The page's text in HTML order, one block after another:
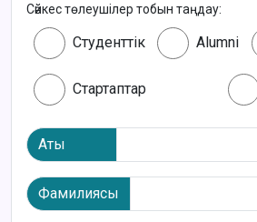
Сәйкес төлеушілер тобын таңдау:
Студенттік Alumni
Стартаптар
Аты
Фамилиясы